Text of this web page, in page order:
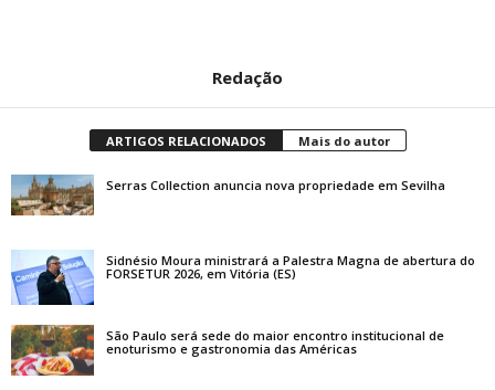
Redação
ARTIGOS RELACIONADOS Mais do autor
Serras Collection anuncia nova propriedade em Sevilha
Sidnésio Moura ministrará a Palestra Magna de abertura do
FORSETUR 2026, em Vitória (ES)
São Paulo será sede do maior encontro institucional de
enoturismo e gastronomia das Américas